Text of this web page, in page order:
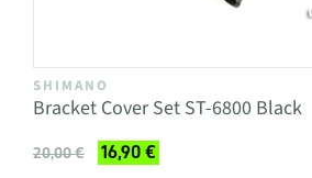
SHIMANO
Bracket Cover Set ST-6800 Black
20,00 € 16,90 €